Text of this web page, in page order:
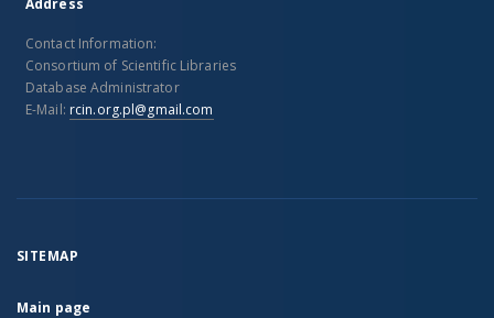
Address
Contact Information:
Consortium of Scientific Libraries
Database Administrator
E-Mail: rcin.org.pl@gmail.com
SITEMAP
Main page